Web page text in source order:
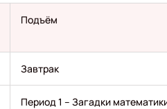
Подъём
Завтрак
Период 1 – Загадки